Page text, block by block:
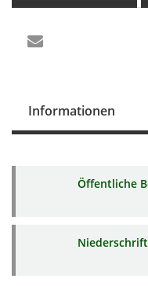
Informationen
Öffentliche